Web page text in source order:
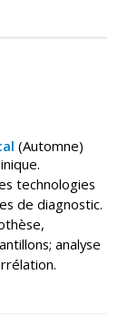
(Automne)
technologies
de diagnostic.
analyse